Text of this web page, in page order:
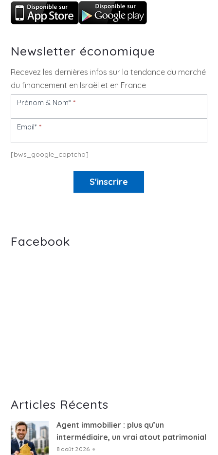
Newsletter économique
Recevez les dernières infos sur la tendance du marché
du financement en Israël et en France
Newsletter
Prénom & Nom**
Email**
[bws_google_captcha]
S'inscrire
Facebook
Articles Récents
Agent immobilier : plus qu’un
intermédiaire, un vrai atout patrimonial
8 août 2026 ●